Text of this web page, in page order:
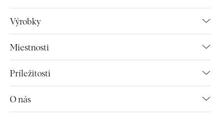
Výrobky
Miestnosti
Príležitosti
O nás